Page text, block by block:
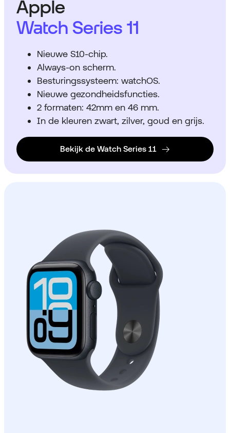
Apple
Watch Series 11
Nieuwe S10-chip.
Always-on scherm.
Besturingssysteem: watchOS.
Nieuwe gezondheidsfuncties.
2 formaten: 42mm en 46 mm.
In de kleuren zwart, zilver, goud en grijs.
Bekijk de Watch Series 11